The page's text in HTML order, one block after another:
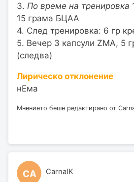
3. По време на тренировка
15 грама БЦАА
4. След тренировка: 6 гр
5. Вечер 3 капсули ZMA, 5
(следва)
Лирическо отклонение
нЕма
Мнението беше редактирано от
CA CarnalK